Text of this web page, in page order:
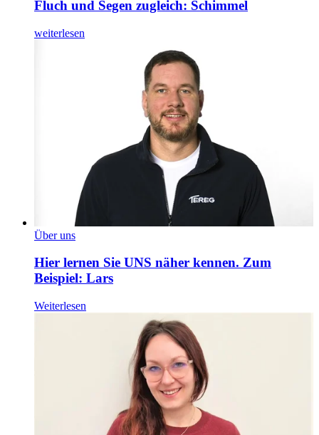
Fluch und Segen zugleich: Schimmel
weiterlesen
Über uns
Hier lernen Sie UNS näher kennen. Zum
Beispiel: Lars
Weiterlesen